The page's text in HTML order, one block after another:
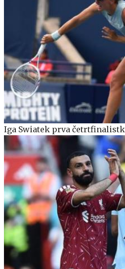
Iga Swiatek prva